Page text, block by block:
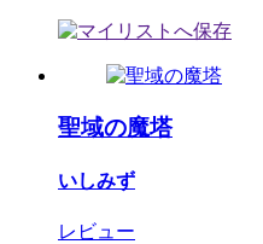
聖域の魔塔
いしみず
レビュー